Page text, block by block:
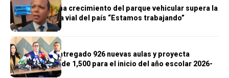
Morrison afirma crecimiento del parque vehicular supera la
infraestructura vial del país “Estamos trabajando”
GENERALES
Gobierno ha entregado 926 nuevas aulas y proyecta
alcanzar meta de 1,500 para el inicio del año escolar 2026-
2027